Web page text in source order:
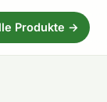
Produkte →